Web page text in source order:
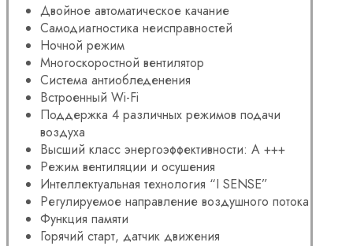
Двойное автоматическое качание
Самодиагностика неисправностей
Ночной режим
Многоскоростной вентилятор
Система антиобледенения
Встроенный Wi-Fi
Поддержка 4 различных режимов подачи
воздуха
Высший класс энергоэффективности: A +++
Режим вентиляции и осушения
Интеллектуальная технология “I SENSE”
Регулируемое направление воздушного потока
Функция памяти
Горячий старт, датчик движения